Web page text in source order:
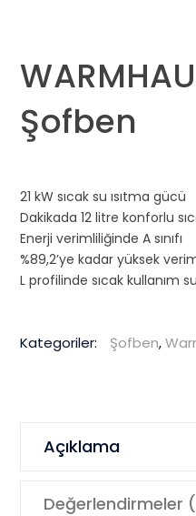
Şofben
21 kW sıcak su ısıtma gücü
Dakikada 12 litre konforlu
Enerji verimliliğinde A sınıfı
%89,2’ye kadar yüksek
L profilinde sıcak kullanım
Kategoriler: Şofben,
Açıklama
Değerlendirmeler